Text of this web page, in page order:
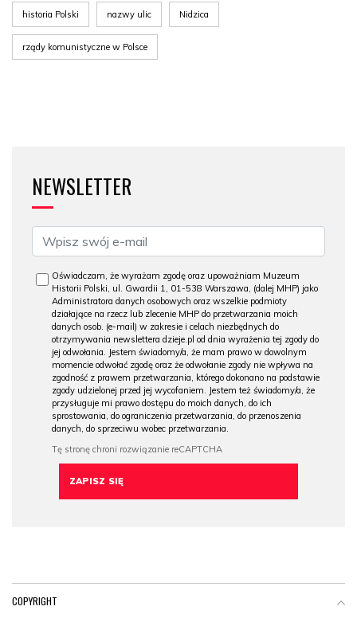
historia Polski nazwy ulic Nidzica
rządy komunistyczne w Polsce
NEWSLETTER
Oświadczam, że wyrażam zgodę oraz upoważniam Muzeum
Historii Polski, ul. Gwardii 1, 01-538 Warszawa, (dalej MHP) jako
Administratora danych osobowych oraz wszelkie podmioty
działające na rzecz lub zlecenie MHP do przetwarzania moich
danych osob. (e-mail) w zakresie i celach niezbędnych do
otrzymywania newslettera dzieje.pl od dnia wyrażenia tej zgody do
jej odwołania. Jestem świadomy/a, że mam prawo w dowolnym
momencie odwołać zgodę oraz że odwołanie zgody nie wpływa na
zgodność z prawem przetwarzania, którego dokonano na podstawie
zgody udzielonej przed jej wycofaniem. Jestem też świadomy/a, że
przysługuje mi prawo dostępu do moich danych, do ich
sprostowania, do ograniczenia przetwarzania, do przenoszenia
danych, do sprzeciwu wobec przetwarzania.
COPYRIGHT